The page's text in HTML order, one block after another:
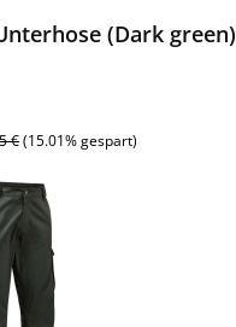
(Dark green)
Preis:
€(15.01% gespart)